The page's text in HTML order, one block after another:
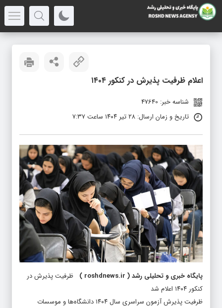
اعلام ظرفیت پذیرش در کنکور ۱۴۰۴
شناسه خبر: 47640
تاریخ و زمان ارسال: ۲۸ تیر ۱۴۰۴ ساعت ۷:۳۷
پایگاه خبری و تحلیلی رشد(
roshdnews.ir
) ظرفیت پذیرش در
کنکور ۱۴۰۴ اعلام شد
ظرفیت پذیرش آزمون سراسری سال ۱۴۰۴ دانشگاه‌ها و موسسات